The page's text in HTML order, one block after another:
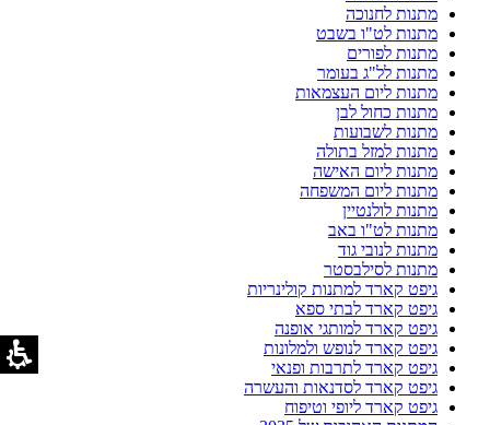
מתנות לחנוכה
מתנות לט"ו בשבט
מתנות לפורים
מתנות לל"ג בעומר
מתנות ליום העצמאות
מתנות כחול לבן
מתנות לשבועות
מתנות למזל בתולה
מתנות ליום האישה
מתנות ליום המשפחה
מתנות לולנטיין
מתנות לט"ו באב
מתנות לנובי גוד
מתנות לסילבסטר
גיפט קארד למתנות קולינריות
גיפט קארד לבתי ספא
גיפט קארד למותגי אופנה
גיפט קארד לנופש ולמלונות
גיפט קארד לתרבות ופנאי
גיפט קארד לסדנאות והעשרה
גיפט קארד ליופי וטיפוח